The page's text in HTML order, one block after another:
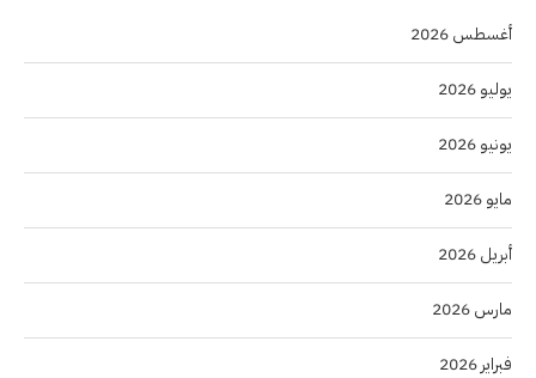
أغسطس 2026
يوليو 2026
يونيو 2026
مايو 2026
أبريل 2026
مارس 2026
فبراير 2026